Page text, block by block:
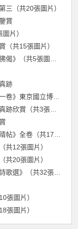
三（共20張圖片）
賞
片）
（共15張圖片）
跡
籐原清衡發願遺物《大唐西域記第一卷》東京國立博物館藏（共51張圖片）
明代袁帙、顧聞、王穀祥書法題跋真跡欣賞（共3張圖片）
共12張圖片）
共20張圖片）
老字帖真跡欣賞《新魏書字帖魯迅詩歌選》（共32張圖片）
張圖片）
張圖片）